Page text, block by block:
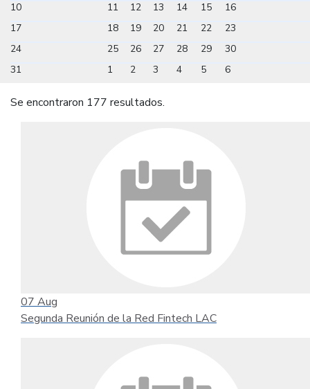
10
11 12 13 14 15
16
17
18 19 20 21 22
23
24
25 26 27 28 29
30
31
1 2 3 4 5 6
Se encontraron 177 resultados.
07 Aug
Segunda Reunión de la Red Fintech LAC